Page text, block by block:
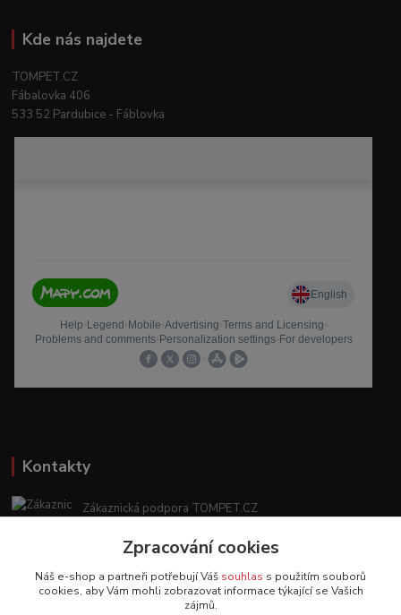
Kde nás najdete
TOMPET.CZ
Fábalovka 406
533 52 Pardubice - Fáblovka
Kontakty
Zákaznická podpora TOMPET.CZ
(Po-Ne, 8-20 hod.)
obchod@tompet.cz
Zpracování cookies
Náš e-shop a partneři potřebují Váš souhlas s použitím souborů
cookies, aby Vám mohli zobrazovat informace týkající se Vašich
zájmů.